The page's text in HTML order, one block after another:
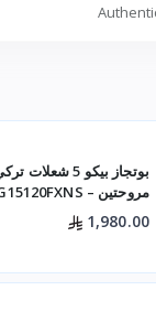
مروحتين – GG15120FXNS
1,980.00